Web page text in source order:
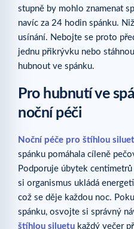
stupně by mohlo znamenat
navíc za 24 hodin spánku.
usínání. Nebojte se proto
jednu přikrývku nebo
hubnout ve spánku.
Pro hubnutí ve
noční péči
Noční péče pro štíhlou
spánku pomáhala cíleně
Podporuje úbytek
si organismus ukládá
což se děje každou noc.
spánku, osvojte si správný
štíhlou siluetu každý večer